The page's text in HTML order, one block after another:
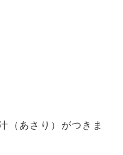
（あさり）がつきま